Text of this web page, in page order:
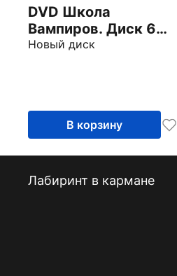
DVD Школа
Вампиров. Диск 6
(серии 37-44)
Новый диск
В корзину
Лабиринт в кармане